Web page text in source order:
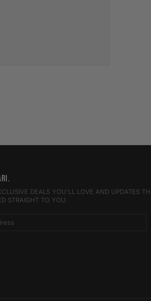
DEALS YOU'LL LOVE AND UPDATES
STRAIGHT TO YOU.